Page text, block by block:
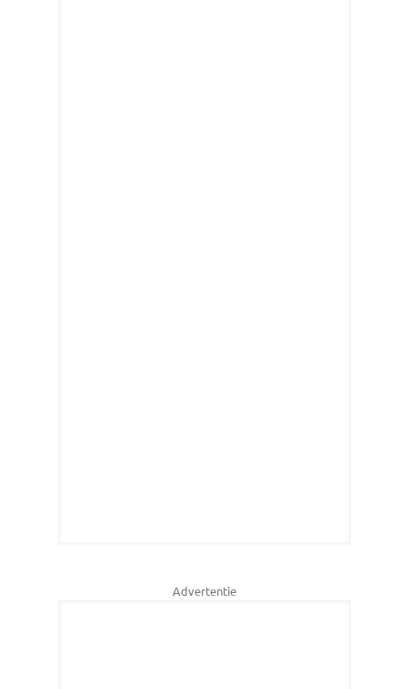
Advertentie